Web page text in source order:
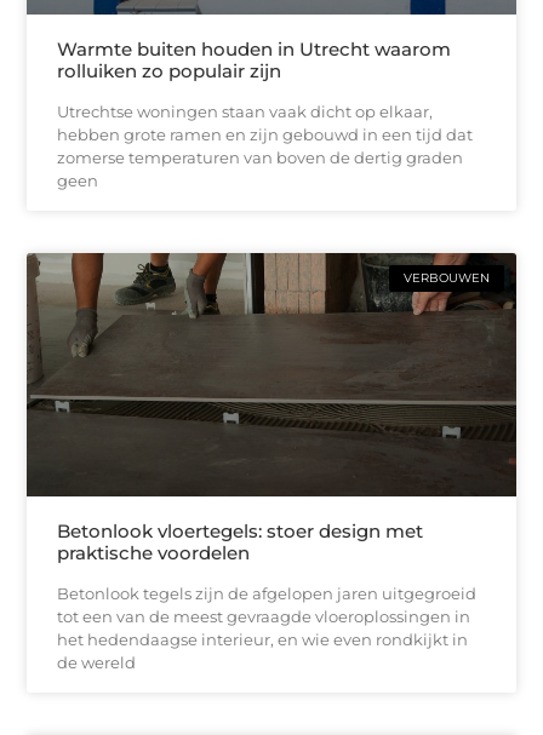
Warmte buiten houden in Utrecht waarom
rolluiken zo populair zijn
Utrechtse woningen staan vaak dicht op elkaar,
hebben grote ramen en zijn gebouwd in een tijd dat
zomerse temperaturen van boven de dertig graden
geen
VERBOUWEN
Betonlook vloertegels: stoer design met
praktische voordelen
Betonlook tegels zijn de afgelopen jaren uitgegroeid
tot een van de meest gevraagde vloeroplossingen in
het hedendaagse interieur, en wie even rondkijkt in
de wereld